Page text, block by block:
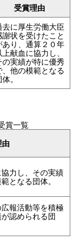
受賞理由
去に厚生労働大臣
謝状を受けたこと
あり、通算２０年
上献血に協力し、
の実績が特に優秀
、他の模範となる
。
賞一覧
力し、その実績
となる団体。
報活動等を積極
認められる団